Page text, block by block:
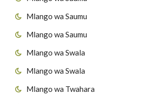
Mlango wa Saumu
Mlango wa Saumu
Mlango wa Swala
Mlango wa Swala
Mlango wa Twahara